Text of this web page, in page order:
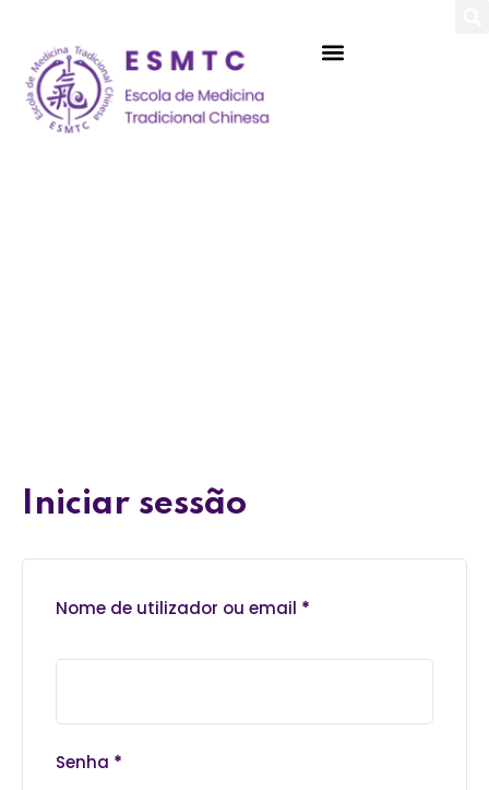
Iniciar sessão
Nome de utilizador ou email *
Senha *
Login Assinar
Login